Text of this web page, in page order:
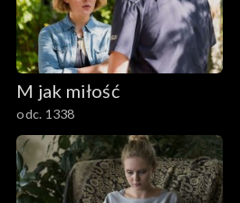
M jak miłość
odc. 1338